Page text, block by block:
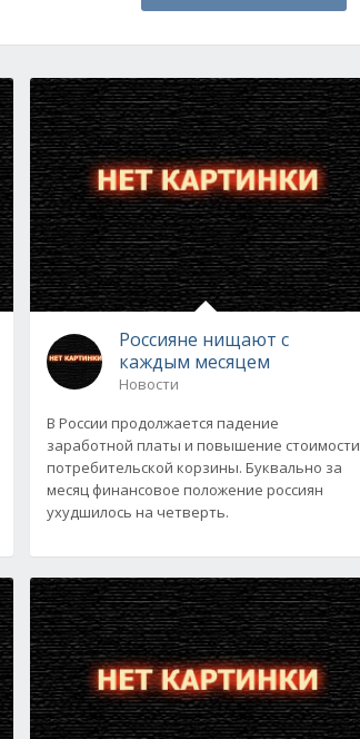
Россияне нищают с
каждым месяцем
Новости
В России продолжается падение
заработной платы и повышение стоимости
потребительской корзины. Буквально за
месяц финансовое положение россиян
ухудшилось на четверть.